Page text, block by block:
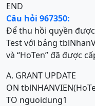
END
Câu hỏi 967350:
Để thu hồi quyền
Test với bảng
và “HoTen” đã được
A. GRANT UPDATE
ON
TO nguoidung1